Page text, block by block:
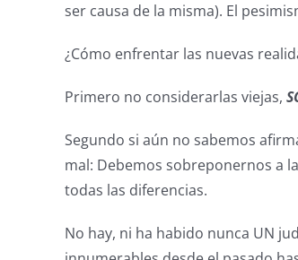
ser causa de la misma). El
¿Cómo enfrentar las nuevas
Primero no considerarlas viejas,
Segundo si aún no sabemos
mal: Debemos sobreponernos a
todas las diferencias.
No hay, ni ha habido nunca UN